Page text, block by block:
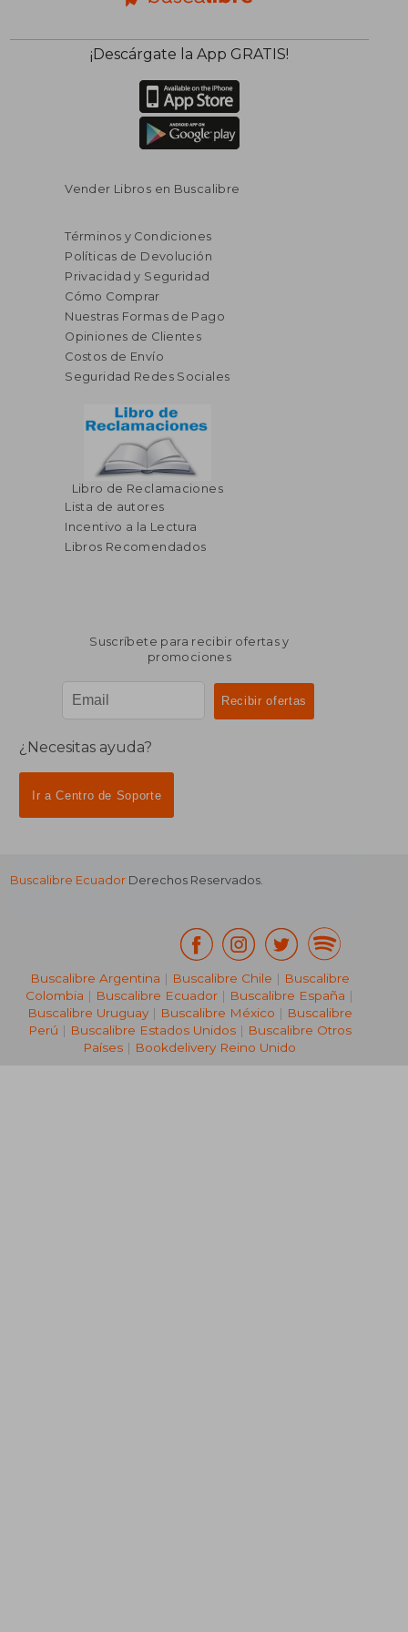
$ 56.93
$ 31.31
45%
dcto.
45%
dcto.
$ 39.87
$ 21.93
¡Descárgate la App GRATIS!
Vender Libros en Buscalibre
Términos y Condiciones
Políticas de Devolución
Privacidad y Seguridad
Cómo Comprar
Nuestras Formas de Pago
Opiniones de Clientes
Costos de Envío
Seguridad Redes Sociales
Libro de Reclamaciones
Lista de autores
Incentivo a la Lectura
Libros Recomendados
Suscríbete para recibir ofertas y
promociones
¿Necesitas ayuda?
Ir a Centro de Soporte
Buscalibre Ecuador Derechos Reservados.
Buscalibre Argentina | Buscalibre Chile | Buscalibre
Colombia | Buscalibre Ecuador | Buscalibre España |
Buscalibre Uruguay| Buscalibre México | Buscalibre
Perú | Buscalibre Estados Unidos| Buscalibre Otros
Países | Bookdelivery Reino Unido